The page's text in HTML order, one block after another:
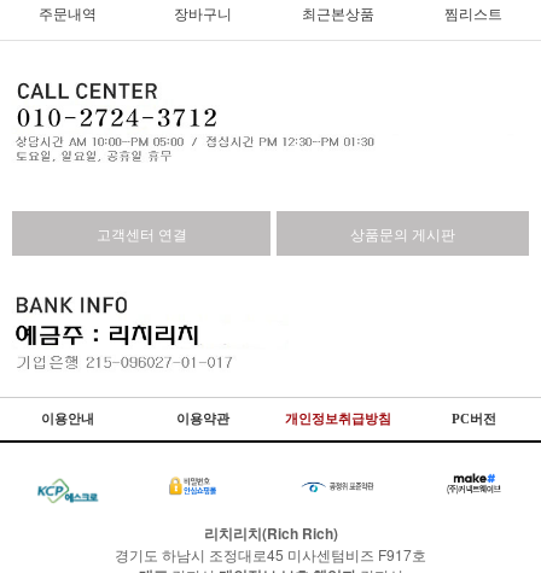
주문내역 장바구니 최근본상품 찜리스트
고객센터 연결 상품문의 게시판
이용안내 이용약관 개인정보취급방침 PC버전
리치리치(Rich Rich)
경기도 하남시 조정대로45 미사센텀비즈 F917호